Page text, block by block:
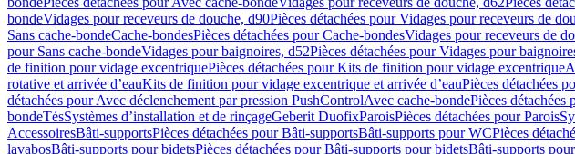
bondeVidages pour receveurs de douche, d90Pièces détachées pour Vidages pour receveurs de
Sans cache-bondeCache-bondesPièces détachées pour Cache-bondesVidages pour receveurs de
pour Sans cache-bondeVidages pour baignoires, d52Pièces détachées pour Vidages pour
de finition pour vidage excentriquePièces détachées pour Kits de finition pour vidage excentrique
rotative et arrivée d’eauKits de finition pour vidage excentrique et arrivée d’eauPièces détachées
détachées pour Avec déclenchement par pression PushControlAvec cache-bondePièces détachées
bondeTésSystèmes d’installation et de rinçageGeberit DuofixParoisPièces détachées pour Parois
AccessoiresBâti-supportsPièces détachées pour Bâti-supportsBâti-supports pour WCPièces
lavabosBâti-supports pour bidetsPièces détachées pour Bâti-supports pour bidetsBâti-supports